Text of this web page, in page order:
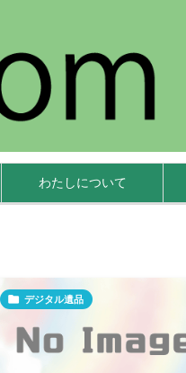
わたしについて
 デジタル遺品